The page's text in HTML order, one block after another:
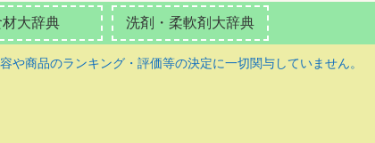
材大辞典 洗剤・柔軟剤大辞典
商品のランキング・評価等の決定に一切関与していません。